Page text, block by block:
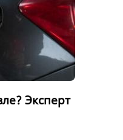
Эксперт